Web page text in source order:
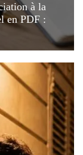
à la
en PDF :